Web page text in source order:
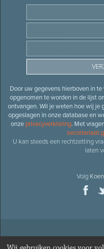
Door uw gegevens hierboven in
opgenomen te worden in de lijst
ontvangen. Wil je weten hoe wij je
opgeslagen in onze database en
onze privacyverklaring. Met
U kan steeds een rechtzetting
laten
Volg
© 2026Oud-minister en